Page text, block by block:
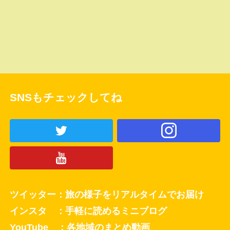
SNSもチェックしてね
ツイッター：旅の様子をリアルタイムでお届け
インスタ ：手軽に読めるミニブログ
YouTube ：各地域のまとめ動画